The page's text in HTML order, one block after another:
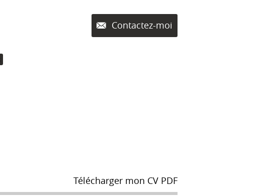
Contactez-moi
Télécharger mon CV PDF